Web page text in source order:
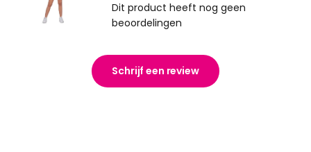
Dit product heeft nog geen
beoordelingen
Schrijf een review